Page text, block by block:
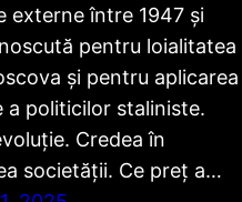
externe între 1947 și
pentru loialitatea
și pentru aplicarea
a politicilor staliniste.
Credea în
societății. Ce preț a…